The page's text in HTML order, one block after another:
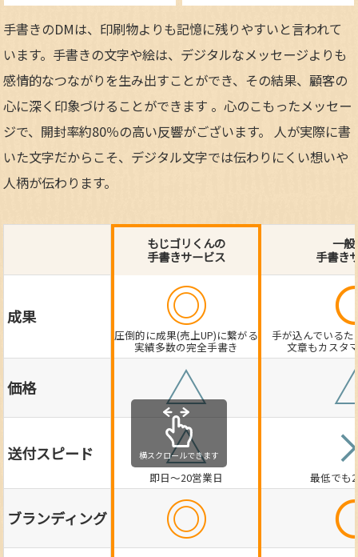
手書きのDMは、印刷物よりも記憶に残りやすいと言われて
います。手書きの文字や絵は、デジタルなメッセージよりも
感情的なつながりを生み出すことができ、その結果、顧客の
心に深く印象づけることができます 。心のこもったメッセー
ジで、開封率約80％の高い反響がございます。 人が実際に書
いた文字だからこそ、デジタル文字では伝わりにくい想いや
人柄が伝わります。
もじゴリくんの
手書きサービス
一般
手書き
成果 ◎
圧倒的に成果(売上UP)に繋がる
実績多数の完全手書き
手が込んでいる
文章もカスタ
価格 △
送付スピード △
即日～20営業日 最低でも
ブランディング ◎